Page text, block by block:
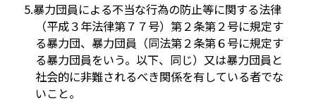
暴力団員による不当な行為の防止等に関する法律
（平成３年法律第７７号）第２条第２号に規定す
る暴力団、暴力団員（同法第２条第６号に規定す
る暴力団員をいう。以下、同じ）又は暴力団員と
社会的に非難されるべき関係を有している者でな
いこと。